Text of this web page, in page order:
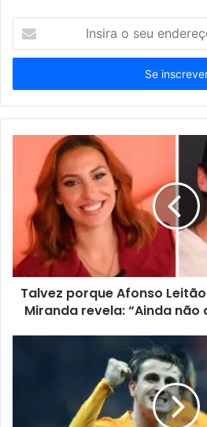
seu
de
email
Talvez porque Afonso
Miranda revela: “Ainda